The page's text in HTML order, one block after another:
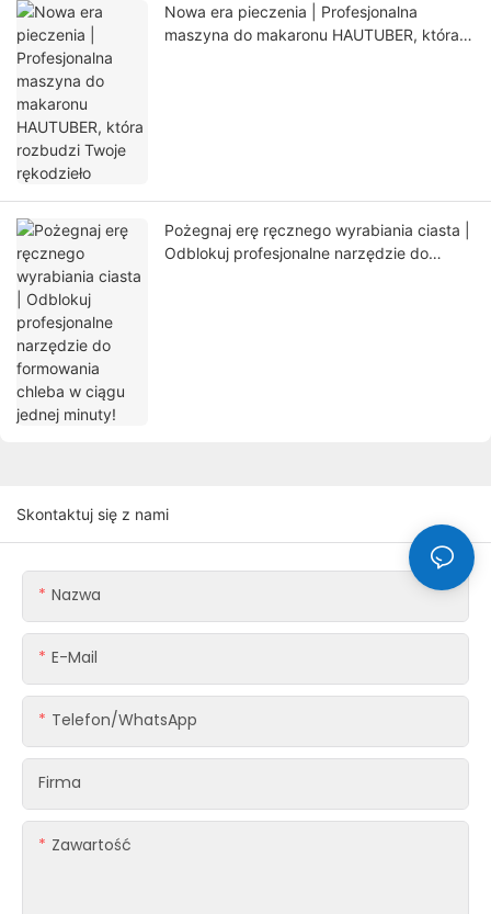
Nowa era pieczenia | Profesjonalna
maszyna do makaronu HAUTUBER, która
Pożegnaj erę ręcznego wyrabiania ciasta |
Odblokuj profesjonalne narzędzie do
Skontaktuj się z nami
Nazwa
E-Mail
Telefon/WhatsApp
Firma
Zawartość